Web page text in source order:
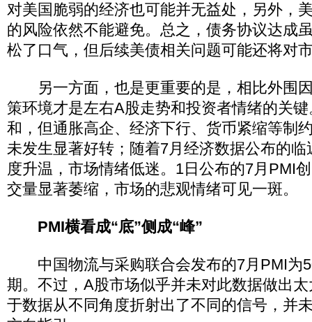
对美国脆弱的经济也可能并无益处，另外，
的风险依然不能避免。总之，债务协议达成
松了口气，但后续美债相关问题可能还将对
另一方面，也是更重要的是，相比外围
策环境才是左右A股走势和投资者情绪的关
和，但通胀高企、经济下行、货币紧缩等制
未发生显著好转；随着7月经济数据公布的
度升温，市场情绪低迷。1日公布的7月PMI
交量显著萎缩，市场的悲观情绪可见一斑。
PMI横看成“底”侧成“峰”
中国物流与采购联合会发布的7月PMI为
期。不过，A股市场似乎并未对此数据做出
于数据从不同角度折射出了不同的信号，并